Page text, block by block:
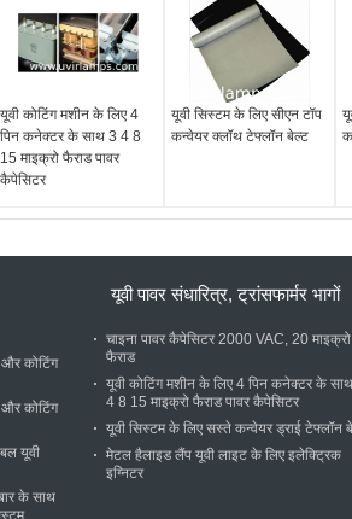
यूवी कोटिंग मशीन के लिए 4
पिन कनेक्टर के साथ 3 4 8
15 माइक्रो फैराड पावर
कैपेसिटर
यूवी सिस्टम के लिए सीएन टॉप
कन्वेयर क्लॉथ टेफ्लॉन बेल्ट
कोटिंग
कोटिंग
यूवी
के साथ
यूवी पावर संधारित्र, ट्रांसफार्मर भागों
चाइना पावर कैपेसिटर 2000 VAC, 20 माइक्रो
फैराड
यूवी कोटिंग मशीन के लिए 4 पिन कनेक्टर के
4 8 15 माइक्रो फैराड पावर कैपेसिटर
यूवी सिस्टम के लिए सस्ते कन्वेयर ड्राई टेफ्लॉन
मेटल हैलाइड लैंप यूवी लाइट के लिए इलेक्ट्रिक
इग्निटर